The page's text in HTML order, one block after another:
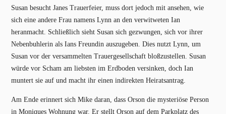
Susan besucht Janes Trauerfeier, muss dort jedoch mit ansehen, wie
sich eine andere Frau namens Lynn an den verwitweten Ian
heranmacht. Schließlich sieht Susan sich gezwungen, sich vor ihrer
Nebenbuhlerin als Ians Freundin auszugeben. Dies nutzt Lynn, um
Susan vor der versammelten Trauergesellschaft bloßzustellen. Susan
würde vor Scham am liebsten im Erdboden versinken, doch Ian
muntert sie auf und macht ihr einen indirekten Heiratsantrag.
Am Ende erinnert sich Mike daran, dass Orson die mysteriöse Person
in Moniques Wohnung war. Er stellt Orson auf dem Parkplatz des